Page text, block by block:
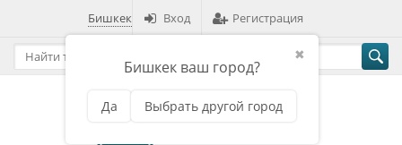
Бишкек
✖
Бишкек ваш город?
Да Выбрать другой город
Вход Регистрация